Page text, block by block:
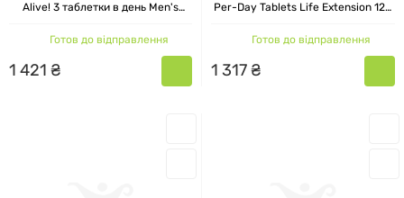
Alive! 3 таблетки в день Men's
Готов до відправлення
1 421 ₴
Per-Day Tablets Life Extension 120
Готов до відправлення
1 317₴